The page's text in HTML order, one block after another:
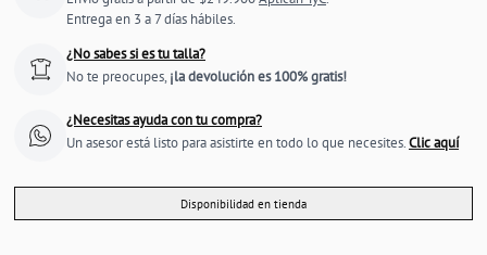
Entrega en 3 a 7 días hábiles.
¿No sabes si es tu talla?
No te preocupes, ¡la devolución es 100% gratis!
¿Necesitas ayuda con tu compra?
Un asesor está listo para asistirte en todo lo que necesites.Clic aquí
Disponibilidad en tienda